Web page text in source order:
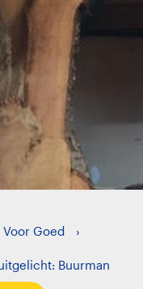
Goed
Buurman